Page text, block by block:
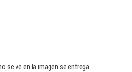
se ve en la imagen se entrega.